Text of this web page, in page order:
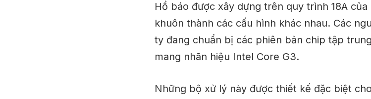
Hồ báo được xây dựng trên quy trình 18A
khuôn thành các cấu hình khác nhau. Các
ty đang chuẩn bị các phiên bản chip tập
mang nhãn hiệu Intel Core G3.
Những bộ xử lý này được thiết kế đặc biệt